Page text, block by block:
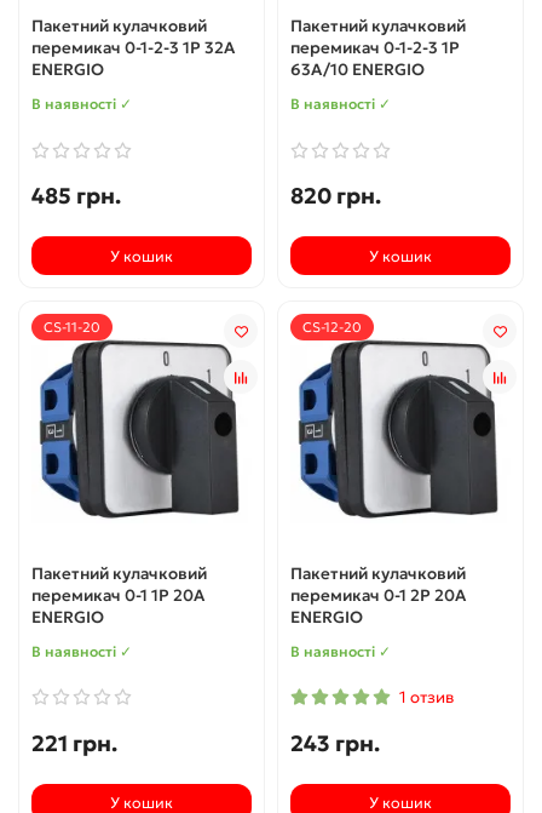
Пакетний кулачковий
перемикач 0-1-2-3 1P 32А
ENERGIO
В наявності ✓
485 грн.
У кошик
Пакетний кулачковий
перемикач 0-1-2-3 1P
63А/10 ENERGIO
В наявності ✓
820 грн.
У кошик
CS-11-20
Пакетний кулачковий
перемикач 0-1 1P 20А
ENERGIO
В наявності ✓
221 грн.
У кошик
CS-12-20
Пакетний кулачковий
перемикач 0-1 2P 20А
ENERGIO
В наявності ✓
1 отзив
243 грн.
У кошик